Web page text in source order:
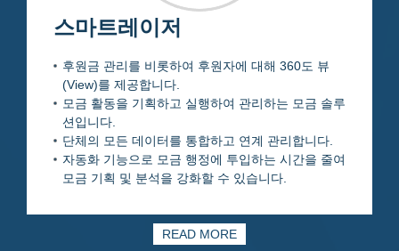
스마트레이저
후원금 관리를 비롯하여 후원자에 대해 360도 뷰
(View)를 제공합니다.
모금 활동을 기획하고 실행하여 관리하는 모금 솔루
션입니다.
단체의 모든 데이터를 통합하고 연계 관리합니다.
자동화 기능으로 모금 행정에 투입하는 시간을 줄여
모금 기획 및 분석을 강화할 수 있습니다.
READ MORE